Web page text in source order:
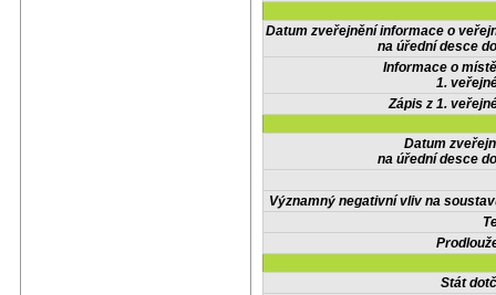
Datum zveřejnění informace o
na úřední desce
Informace o
1.
Zápis z 1.
Datum
na úřední desce
Významný negativní vliv na
Stát